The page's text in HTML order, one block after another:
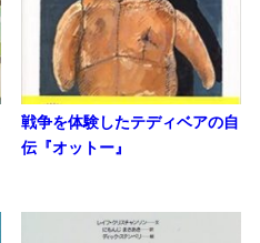
戦争を体験したテディベアの自
伝『オットー』